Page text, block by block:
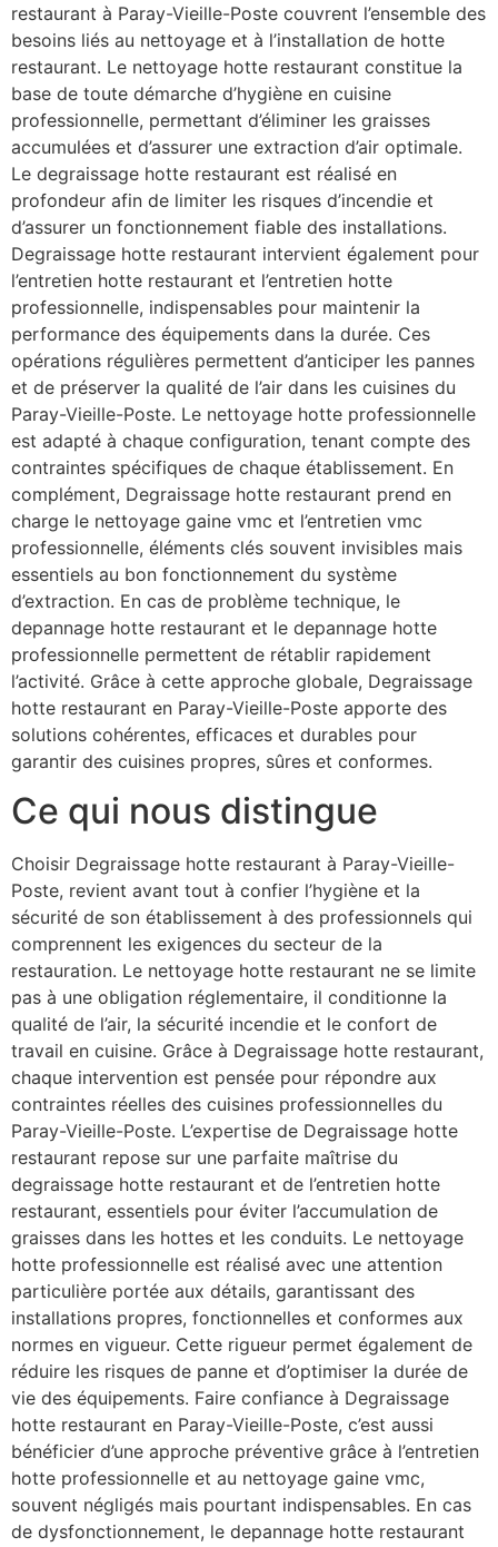
restaurant à Paray-Vieille-Poste couvrent l’ensemble des
besoins liés au nettoyage et à l’installation de hotte
restaurant. Le nettoyage hotte restaurant constitue la
base de toute démarche d’hygiène en cuisine
professionnelle, permettant d’éliminer les graisses
accumulées et d’assurer une extraction d’air optimale.
Le degraissage hotte restaurant est réalisé en
profondeur afin de limiter les risques d’incendie et
d’assurer un fonctionnement fiable des installations.
Degraissage hotte restaurant intervient également pour
l’entretien hotte restaurant et l’entretien hotte
professionnelle, indispensables pour maintenir la
performance des équipements dans la durée. Ces
opérations régulières permettent d’anticiper les pannes
et de préserver la qualité de l’air dans les cuisines du
Paray-Vieille-Poste. Le nettoyage hotte professionnelle
est adapté à chaque configuration, tenant compte des
contraintes spécifiques de chaque établissement. En
complément, Degraissage hotte restaurant prend en
charge le nettoyage gaine vmc et l’entretien vmc
professionnelle, éléments clés souvent invisibles mais
essentiels au bon fonctionnement du système
d’extraction. En cas de problème technique, le
depannage hotte restaurant et le depannage hotte
professionnelle permettent de rétablir rapidement
l’activité. Grâce à cette approche globale, Degraissage
hotte restaurant en Paray-Vieille-Poste apporte des
solutions cohérentes, efficaces et durables pour
garantir des cuisines propres, sûres et conformes.
Ce qui nous distingue
Choisir Degraissage hotte restaurant à Paray-Vieille-
Poste, revient avant tout à confier l’hygiène et la
sécurité de son établissement à des professionnels qui
comprennent les exigences du secteur de la
restauration. Le nettoyage hotte restaurant ne se limite
pas à une obligation réglementaire, il conditionne la
qualité de l’air, la sécurité incendie et le confort de
travail en cuisine. Grâce à Degraissage hotte restaurant,
chaque intervention est pensée pour répondre aux
contraintes réelles des cuisines professionnelles du
Paray-Vieille-Poste. L’expertise de Degraissage hotte
restaurant repose sur une parfaite maîtrise du
degraissage hotte restaurant et de l’entretien hotte
restaurant, essentiels pour éviter l’accumulation de
graisses dans les hottes et les conduits. Le nettoyage
hotte professionnelle est réalisé avec une attention
particulière portée aux détails, garantissant des
installations propres, fonctionnelles et conformes aux
normes en vigueur. Cette rigueur permet également de
réduire les risques de panne et d’optimiser la durée de
vie des équipements. Faire confiance à Degraissage
hotte restaurant en Paray-Vieille-Poste, c’est aussi
bénéficier d’une approche préventive grâce à l’entretien
hotte professionnelle et au nettoyage gaine vmc,
souvent négligés mais pourtant indispensables. En cas
de dysfonctionnement, le depannage hotte restaurant